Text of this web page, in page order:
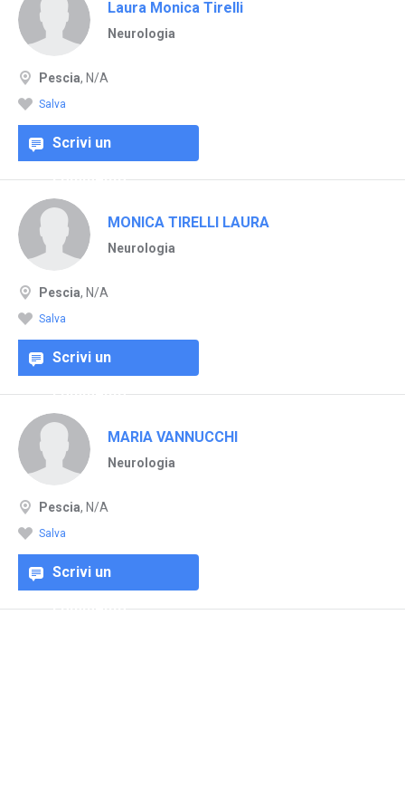
Laura Monica Tirelli
Neurologia
Pescia, N/A
Salva
Scrivi un
commento
MONICA TIRELLI LAURA
Neurologia
Pescia, N/A
Salva
Scrivi un
commento
MARIA VANNUCCHI
Neurologia
Pescia, N/A
Salva
Scrivi un
commento